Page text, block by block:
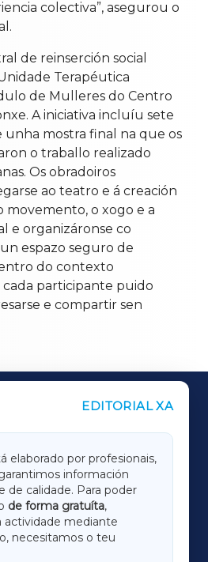
colectiva”, asegurou o
de reinserción social
Terapéutica
de Mulleres do Centro
A iniciativa incluíu sete
unha mostra final na que os
o traballo realizado
Os obradoiros
ao teatro e á creación
movemento, o xogo e a
e organizáronse co
espazo seguro de
do contexto
participante puido
e compartir sen
EDITORIAL XA
elaborado por profesionais,
información
de calidade. Para poder
de forma gratuíta,
actividade mediante
necesitamos o teu
LUGOXA